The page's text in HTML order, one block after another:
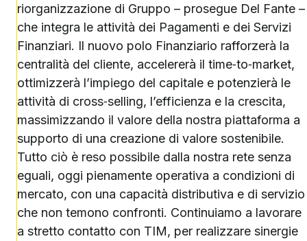
riorganizzazione di Gruppo – prosegue Del Fante –
che integra le attività dei Pagamenti e dei Servizi
Finanziari. Il nuovo polo Finanziario rafforzerà la
centralità del cliente, accelererà il time‑to‑market,
ottimizzerà l’impiego del capitale e potenzierà le
attività di cross‑selling, l’efficienza e la crescita,
massimizzando il valore della nostra piattaforma a
supporto di una creazione di valore sostenibile.
Tutto ciò è reso possibile dalla nostra rete senza
eguali, oggi pienamente operativa a condizioni di
mercato, con una capacità distributiva e di servizio
che non temono confronti. Continuiamo a lavorare
a stretto contatto con TIM, per realizzare sinergie